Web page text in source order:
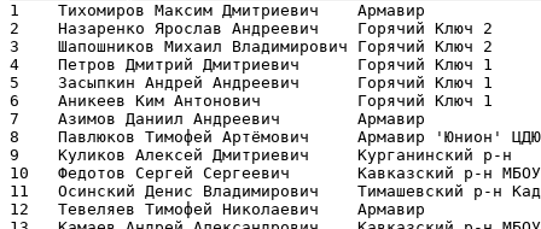
1    Тихомиров Максим Дмитриевич
2    Назаренко Ярослав Андреевич    Горячий
3    Шапошников Михаил Владимирович
4    Петров Дмитрий Дмитриевич      Горячий
5    Засыпкин Андрей Андреевич      Горячий
6    Аникеев Ким Антонович          Горячий
7    Азимов Даниил Андреевич        Армавир
8    Павлюков Тимофей Артёмович     Армавир
9    Куликов Алексей Дмитриевич
10   Федотов Сергей Сергеевич
11   Осинский Денис Владимирович
12   Тевеляев Тимофей Николаевич